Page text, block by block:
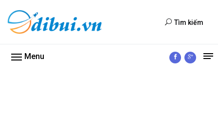
Tìm kiếm
Menu